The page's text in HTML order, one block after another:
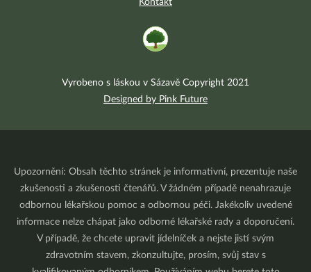
Kontakt
Vyrobeno s láskou v Sázavě Copyright 2021
Designed by Pink Future
Upozornění: Obsah těchto stránek je informativní, prezentuje naše
zkušenosti a zkušenosti čtenářů. V žádném případě nenahrazuje
odbornou lékařskou pomoc a odbornou péči. Jakékoliv uvedené
informace nelze chápat jako odborné lékařské rady a doporučení.
V případě, že chcete upravit jídelníček a nejste jistí svým
zdravotním stavem, zkonzultujte, prosím, svůj stav s